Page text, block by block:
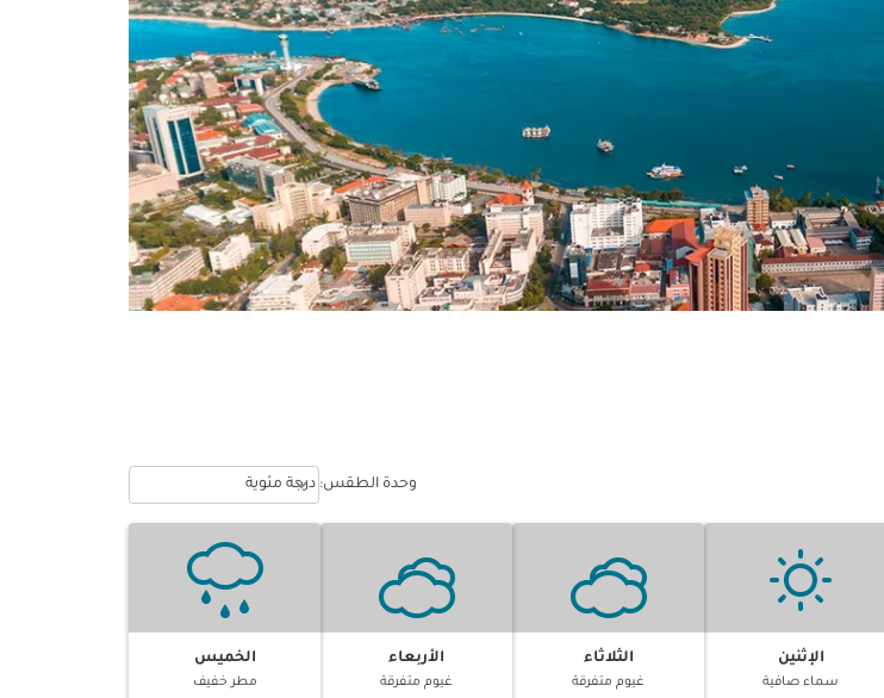
وحدة الطقس: Weather unit option درجة مئوية Selected
درجة مئوية
keyboard_arrow_down
الإثنين
سماء صافية
الثلاثاء
غيوم متفرقة
الأربعاء
غيوم متفرقة
الخميس
مطر خفيف